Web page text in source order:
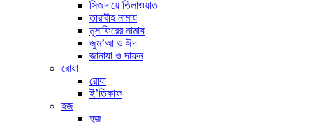
সিজদায়ে তিলাওয়াত
তারাবীহ নামায
মুসাফিরের নামায
জুম’আ ও ঈদ
জানাযা ও দাফন
রোযা
রোযা
ই’তিকাফ
হজ
হজ